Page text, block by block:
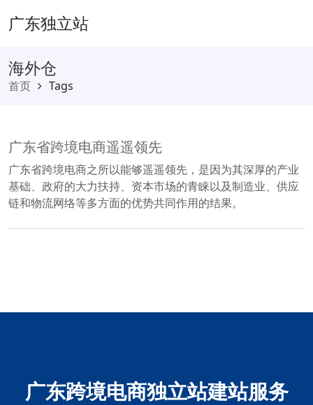
广东独立站
海外仓
首页 Tags
广东省跨境电商遥遥领先
广东省跨境电商之所以能够遥遥领先，是因为其深厚的产业
基础、政府的大力扶持、资本市场的青睐以及制造业、供应
链和物流网络等多方面的优势共同作用的结果。
广东跨境电商独立站建站服务